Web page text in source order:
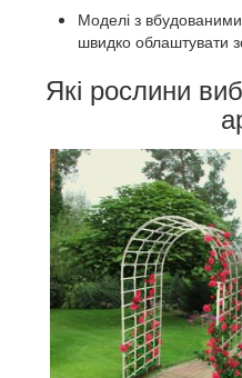
Моделі з
швидко облаштувати
Які рослини